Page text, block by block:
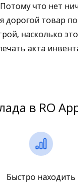
что нет
дорогой товар
насколько
акта
в RO
Быстро находить